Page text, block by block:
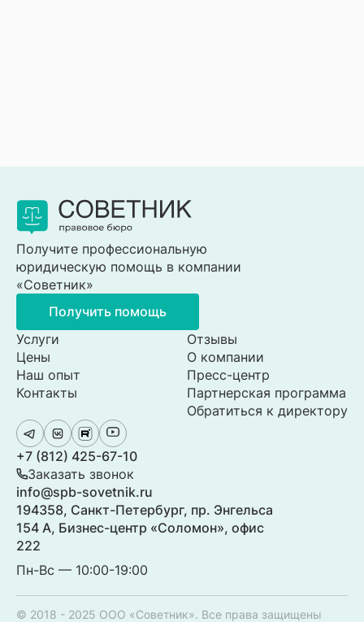
Получите профессиональную
юридическую помощь в компании
«Советник»
Получить помощь
Услуги
Цены
Наш опыт
Контакты
Отзывы
О компании
Пресс-центр
Партнерская программа
Обратиться к директору
+7 (812) 425-67-10
Заказать звонок
info@spb-sovetnik.ru
194358, Санкт-Петербург, пр. Энгельса
154 А, Бизнес-центр «Соломон», офис
222
Пн-Вс — 10:00-19:00
© 2018 - 2025 ООО «Советник». Все права защищены